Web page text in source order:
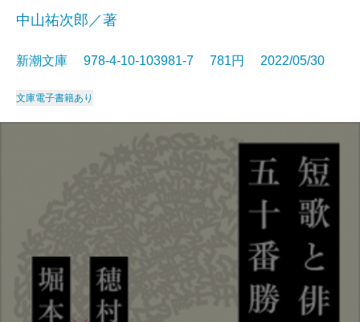
中山祐次郎／著
新潮文庫 978-4-10-103981-7 781円 2022/05/30
文庫電子書籍あり